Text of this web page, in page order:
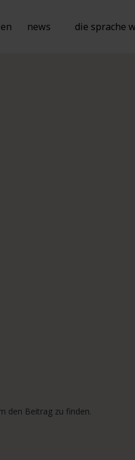
die sprache
news
den Beitrag zu finden.